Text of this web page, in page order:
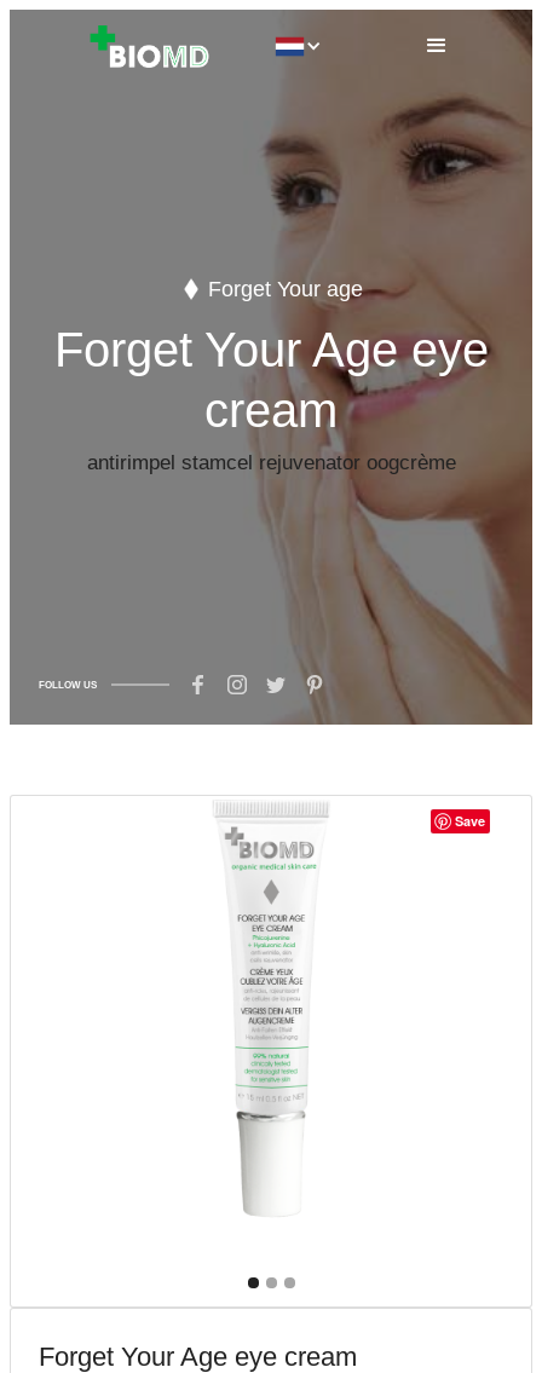
Forget Your age
Forget Your Age eye
cream
antirimpel stamcel rejuvenator oogcrème
FOLLOW US
Save
Forget Your Age eye cream